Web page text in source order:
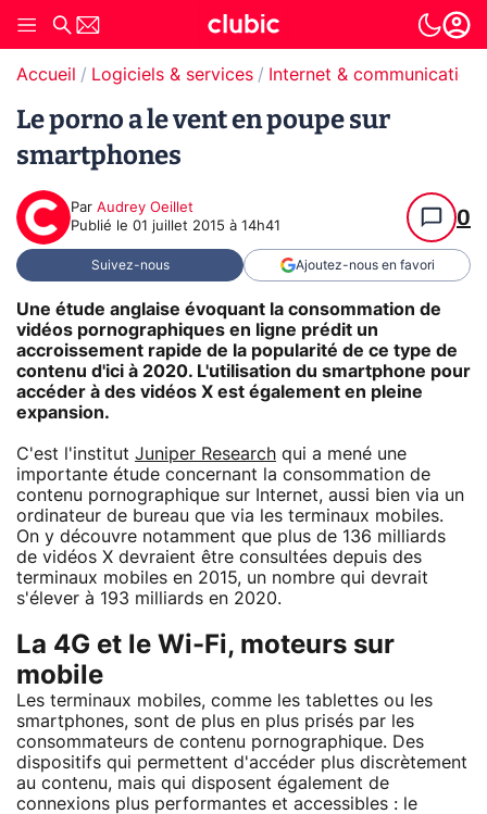
Accueil Logiciels & services Internet & communication
Le porno a le vent en poupe sur
smartphones
Par Audrey Oeillet
Publié le 01 juillet 2015 à 14h41 0
Suivez-nous Ajoutez-nous en favori
Une étude anglaise évoquant la consommation de
vidéos pornographiques en ligne prédit un
accroissement rapide de la popularité de ce type de
contenu d'ici à 2020. L'utilisation du smartphone pour
accéder à des vidéos X est également en pleine
expansion.
C'est l'institut Juniper Research qui a mené une
importante étude concernant la consommation de
contenu pornographique sur Internet, aussi bien via un
ordinateur de bureau que via les terminaux mobiles.
On y découvre notamment que plus de 136 milliards
de vidéos X devraient être consultées depuis des
terminaux mobiles en 2015, un nombre qui devrait
s'élever à 193 milliards en 2020.
La 4G et le Wi-Fi, moteurs sur
mobile
Les terminaux mobiles, comme les tablettes ou les
smartphones, sont de plus en plus prisés par les
consommateurs de contenu pornographique. Des
dispositifs qui permettent d'accéder plus discrètement
au contenu, mais qui disposent également de
connexions plus performantes et accessibles : le